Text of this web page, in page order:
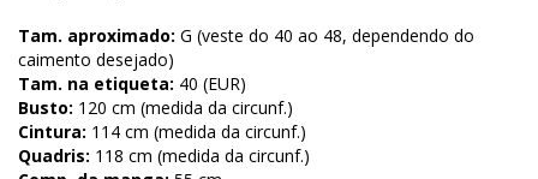
Tam. aproximado: G (veste do 40 ao 48, dependendo do
caimento desejado)
Tam. na etiqueta: 40 (EUR)
Busto: 120 cm (medida da circunf.)
Cintura: 114 cm (medida da circunf.)
Quadris: 118 cm (medida da circunf.)